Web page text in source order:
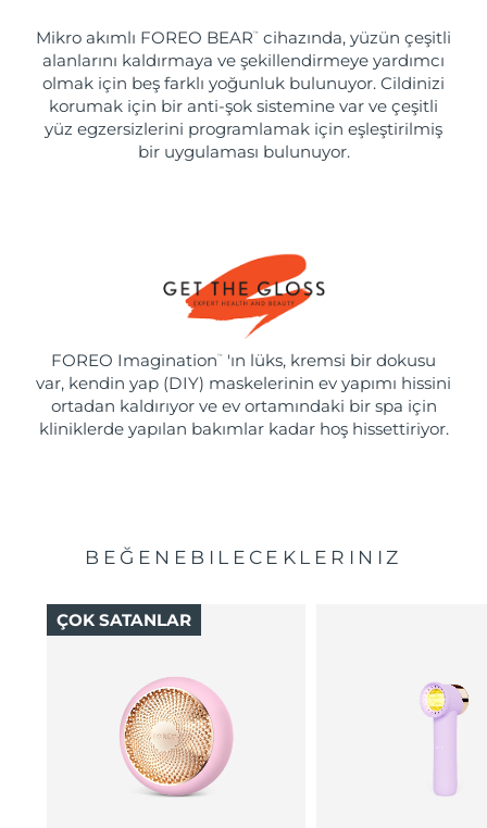
Mikro akımlı FOREO BEAR ™
cihazında, yüzün çeşitli
alanlarını kaldırmaya ve şekillendirmeye yardımcı
olmak için beş farklı yoğunluk bulunuyor. Cildinizi
korumak için bir anti-şok sistemine var ve çeşitli
yüz egzersizlerini programlamak için eşleştirilmiş
bir uygulaması bulunuyor.
FOREO Imagination ™
'ın lüks, kremsi bir dokusu
var, kendin yap (DIY) maskelerinin ev yapımı hissini
ortadan kaldırıyor ve ev ortamındaki bir spa için
kliniklerde yapılan bakımlar kadar hoş hissettiriyor.
BEĞENEBILECEKLERINIZ
ÇOK SATANLAR